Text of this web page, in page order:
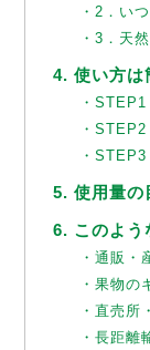
・2．い
・3．天
4. 使い方は
・
・
・
5. 使用量の
6. このよう
・通販・
・果物の
・直売所
・長距離